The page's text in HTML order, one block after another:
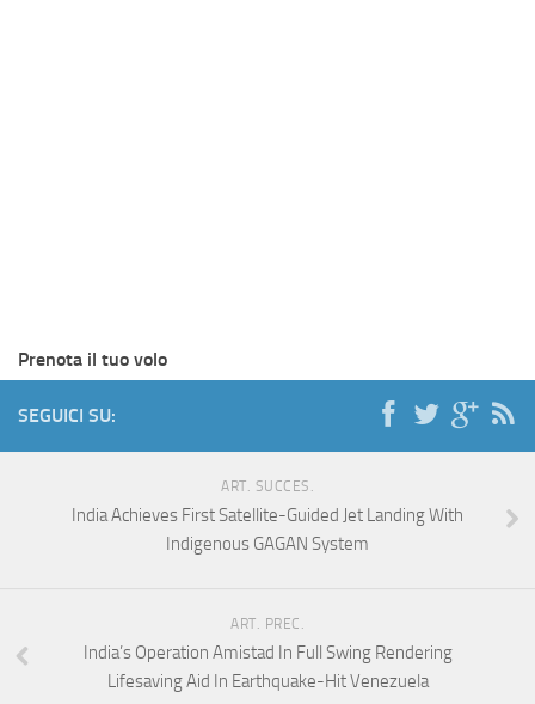
Prenota il tuo volo
SEGUICI SU:
ART. SUCCES.
India Achieves First Satellite-Guided Jet Landing With
Indigenous GAGAN System
ART. PREC.
India’s Operation Amistad In Full Swing Rendering
Lifesaving Aid In Earthquake-Hit Venezuela